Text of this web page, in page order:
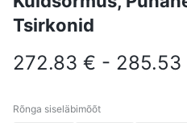
Tsirkonid
272.83 € - 285.53
Rõnga siseläbimõõt